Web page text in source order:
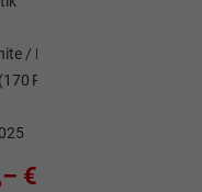
/ Dach Schwarz
PS)
€